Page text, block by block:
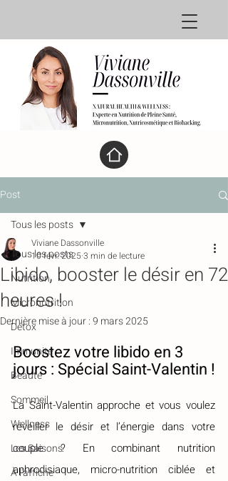
Post
Tous les posts
Nutrition
Micronutrition
Détox
Immunité
Beauté
Sommeil
Wellness
Les Saisons
À l'affiche
Tous les posts
Libido, booster le désir en 72
heures !
Viviane Dassonville
10 févr. 2025 3 min de lecture
Dernière mise à jour :9 mars 2025
Boostez votre libido en 3
jours : Spécial Saint-Valentin !
La Saint-Valentin approche et vous voulez
réveiller le désir et l’énergie dans votre
couple ? En combinant nutrition
aphrodisiaque, micro-nutrition ciblée et